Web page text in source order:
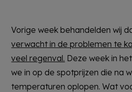
Vorige week behandelden wij
verwacht in de problemen te
veel regenval. Deze week in
we in op de spotprijzen die na
temperaturen oplopen. Wat